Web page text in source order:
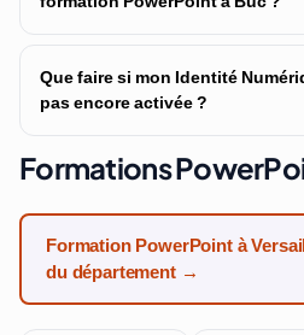
Que faire si mon Identité
pas encore activée ?
Formations
Formation PowerPoint à
du département →